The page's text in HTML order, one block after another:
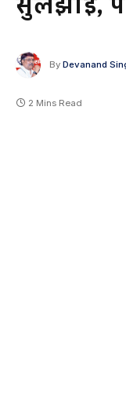
By Devanand
2 Mins Read